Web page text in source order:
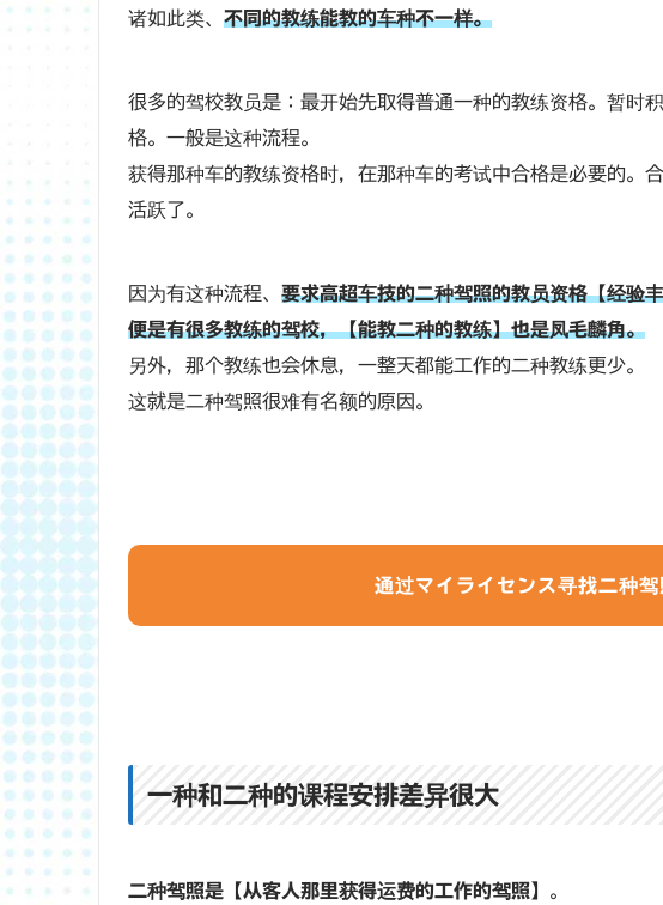
诸如此类、 不同的教练能教的车种不一样。
很多的驾校教员是：最开始先取得普通一种的教练资格。暂时
格。一般是这种流程。
获得那种车的教练资格时，在那种车的考试中合格是必要的。
活跃了。
因为有这种流程、 要求高超车技的二种驾照的教员资格【经验
便是有很多教练的驾校，【能教二种的教练】也是凤毛麟角。
另外，那个教练也会休息，一整天都能工作的二种教练更少。
这就是二种驾照很难有名额的原因。
通过マイライセンス寻找二种
一种和二种的课程安排差异很大
二种驾照是【从客人那里获得运费的工作的驾照】 。